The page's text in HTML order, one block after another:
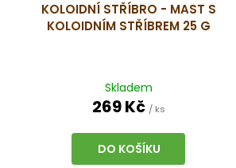
KOLOIDNÍ STŘÍBRO - MAST S
KOLOIDNÍM STŘÍBREM 25 G
Skladem
269 Kč / ks
DO KOŠÍKU